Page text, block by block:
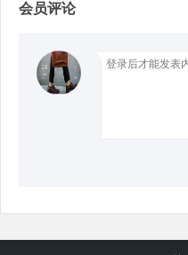
d
会员评论